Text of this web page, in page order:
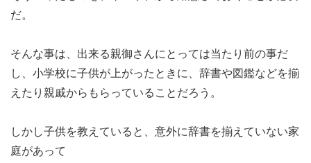
だ。
そんな事は、出来る親御さんにとっては当たり前の事だ
し、小学校に子供が上がったときに、辞書や図鑑などを揃
えたり親戚からもらっていることだろう。
しかし子供を教えていると、意外に辞書を揃えていない家
庭があって